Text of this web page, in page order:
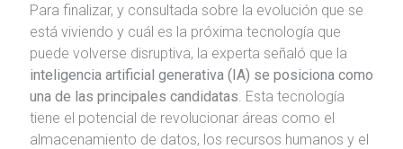
Para finalizar, y consultada sobre la evolución que se
está viviendo y cuál es la próxima tecnología que
puede volverse disruptiva, la experta señaló que la
inteligencia artificial generativa (IA) se posiciona como
una de las principales candidatas . Esta tecnología
tiene el potencial de revolucionar áreas como el
almacenamiento de datos, los recursos humanos y el